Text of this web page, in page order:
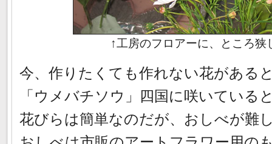
↑工房のフロアーに、ところ狭
今、作りたくても作れない花がある
「ウメバチソウ」四国に咲いている
花びらは簡単なのだが、おしべが難